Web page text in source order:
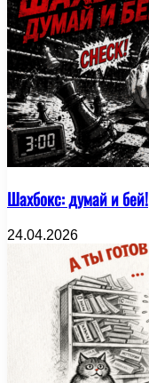
Шахбокс: думай и бей!
24.04.2026